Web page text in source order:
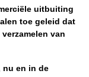
uitbuiting
toe geleid dat
van
nu en in de